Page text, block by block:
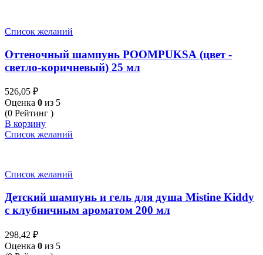
Список желаний
Оттеночный шампунь POOMPUKSA (цвет -
светло-коричневый) 25 мл
526,05 ₽
Оценка 0 из 5
(0 Рейтинг )
В корзину
Список желаний
Список желаний
Детский шампунь и гель для душа Mistine Kiddy
с клубничным ароматом 200 мл
298,42 ₽
Оценка 0 из 5